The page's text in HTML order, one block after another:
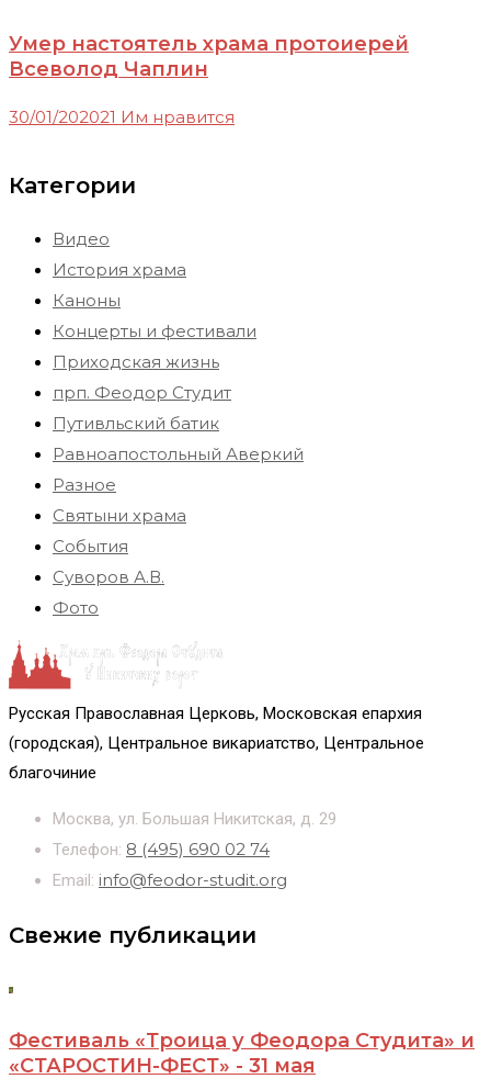
Умер настоятель храма протоиерей
Всеволод Чаплин
30/01/202021 Им нравится
Категории
Видео
История храма
Каноны
Концерты и фестивали
Приходская жизнь
прп. Феодор Студит
Путивльский батик
Равноапостольный Аверкий
Разное
Святыни храма
События
Суворов А.В.
Фото
Русская Православная Церковь, Московская епархия
(городская), Центральное викариатство, Центральное
благочиние
Москва, ул. Большая Никитская, д. 29
Телефон: 8 (495) 690 02 74
Email: info@feodor-studit.org
Свежие публикации
Фестиваль «Троица у Феодора Студита» и
«СТАРОСТИН-ФЕСТ» - 31 мая